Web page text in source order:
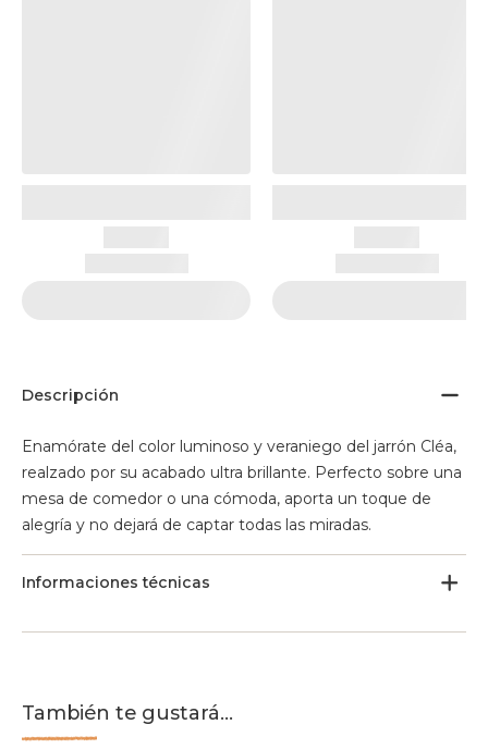
Descripción
Enamórate del color luminoso y veraniego del jarrón Cléa,
realzado por su acabado ultra brillante. Perfecto sobre una
mesa de comedor o una cómoda, aporta un toque de
alegría y no dejará de captar todas las miradas.
Informaciones técnicas
También te gustará...